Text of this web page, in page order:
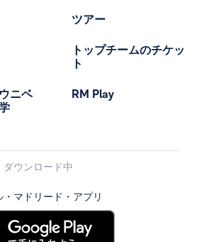
ニベ
ツアー
トップチームのチケッ
ト
RM Play
ダウンロード中
・マドリード・アプリ